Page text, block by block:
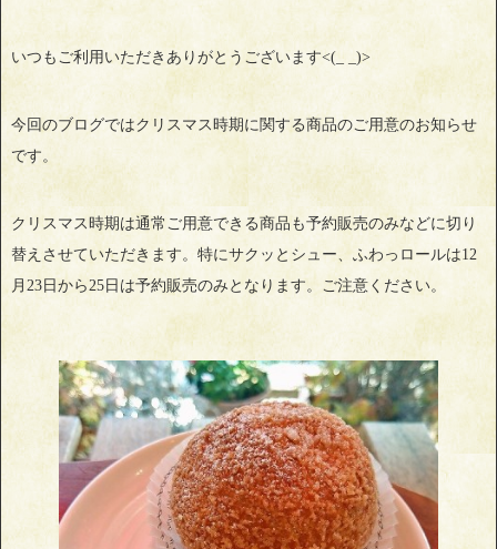
いつもご利用いただきありがとうございます<(_ _)>
今回のブログではクリスマス時期に関する商品のご用意のお知らせ
です。
クリスマス時期は通常ご用意できる商品も予約販売のみなどに切り
替えさせていただきます。特にサクッとシュー、ふわっロールは12
月23日から25日は予約販売のみとなります。ご注意ください。